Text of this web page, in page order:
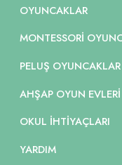
OYUNCAKLAR
MONTESSORI
PELUŞ OYUNCAKLAR
AHŞAP OYUN EVLERI
OKUL İHTIYAÇLARI
YARDIM